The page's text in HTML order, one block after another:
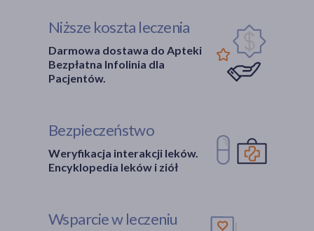
Niższe koszta leczenia
Darmowa dostawa do Apteki
Bezpłatna Infolinia dla
Pacjentów.
Bezpieczeństwo
Weryfikacja interakcji leków.
Encyklopedia leków i ziół
Wsparcie w leczeniu